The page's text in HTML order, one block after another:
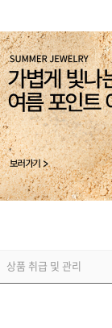
상품 취급 및 관리